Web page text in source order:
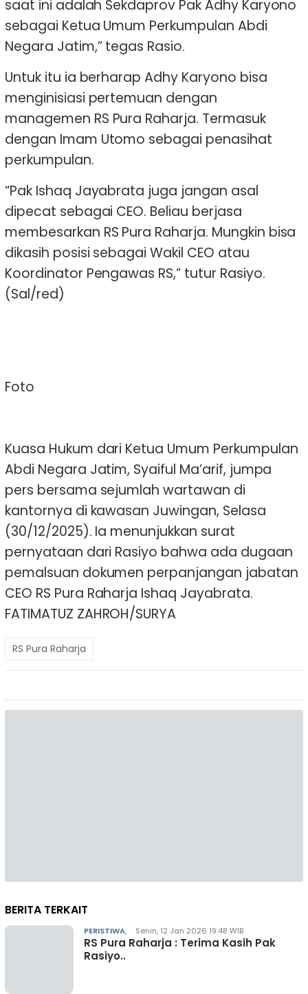
saat ini adalah Sekdaprov Pak Adhy Karyono
sebagai Ketua Umum Perkumpulan Abdi
Negara Jatim,” tegas Rasio.
Untuk itu ia berharap Adhy Karyono bisa
menginisiasi pertemuan dengan
managemen RS Pura Raharja. Termasuk
dengan Imam Utomo sebagai penasihat
perkumpulan.
“Pak Ishaq Jayabrata juga jangan asal
dipecat sebagai CEO. Beliau berjasa
membesarkan RS Pura Raharja. Mungkin bisa
dikasih posisi sebagai Wakil CEO atau
Koordinator Pengawas RS,” tutur Rasiyo.
(Sal/red)
Foto
Kuasa Hukum dari Ketua Umum Perkumpulan
Abdi Negara Jatim, Syaiful Ma’arif, jumpa
pers bersama sejumlah wartawan di
kantornya di kawasan Juwingan, Selasa
(30/12/2025). Ia menunjukkan surat
pernyataan dari Rasiyo bahwa ada dugaan
pemalsuan dokumen perpanjangan jabatan
CEO RS Pura Raharja Ishaq Jayabrata.
FATIMATUZ ZAHROH/SURYA
RS Pura Raharja
BERITA TERKAIT
PERISTIWA, Senin, 12 Jan 2026 19:48 WIB
RS Pura Raharja : Terima Kasih Pak
Rasiyo..